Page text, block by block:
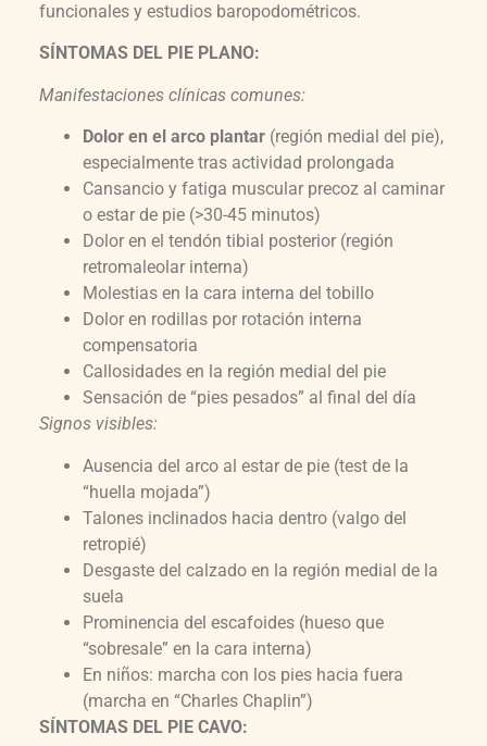
funcionales y estudios baropodométricos.
SÍNTOMAS DEL PIE PLANO:
Manifestaciones clínicas comunes:
Dolor en el arco plantar(región medial del pie),
especialmente tras actividad prolongada
Cansancio y fatiga muscular precoz al caminar
o estar de pie (>30-45 minutos)
Dolor en el tendón tibial posterior (región
retromaleolar interna)
Molestias en la cara interna del tobillo
Dolor en rodillas por rotación interna
compensatoria
Callosidades en la región medial del pie
Sensación de “pies pesados” al final del día
Signos visibles:
Ausencia del arco al estar de pie (test de la
“huella mojada”)
Talones inclinados hacia dentro (valgo del
retropié)
Desgaste del calzado en la región medial de la
suela
Prominencia del escafoides (hueso que
“sobresale” en la cara interna)
En niños: marcha con los pies hacia fuera
(marcha en “Charles Chaplin”)
SÍNTOMAS DEL PIE CAVO: